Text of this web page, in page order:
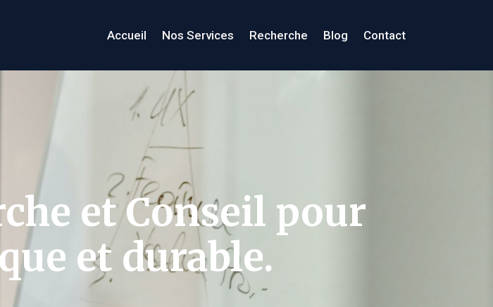
Accueil Nos Services Recherche Blog Contact
et Conseil pour
et durable.